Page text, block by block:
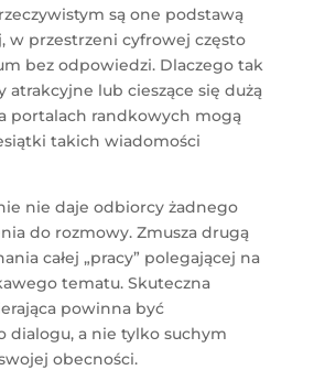
są one podstawą
w przestrzeni cyfrowej często
bez odpowiedzi. Dlaczego tak
atrakcyjne lub cieszące się dużą
portalach randkowych mogą
takich wiadomości
nie daje odbiorcy żadnego
do rozmowy. Zmusza drugą
całej „pracy” polegającej na
tematu. Skuteczna
powinna być
dialogu, a nie tylko suchym
obecności.